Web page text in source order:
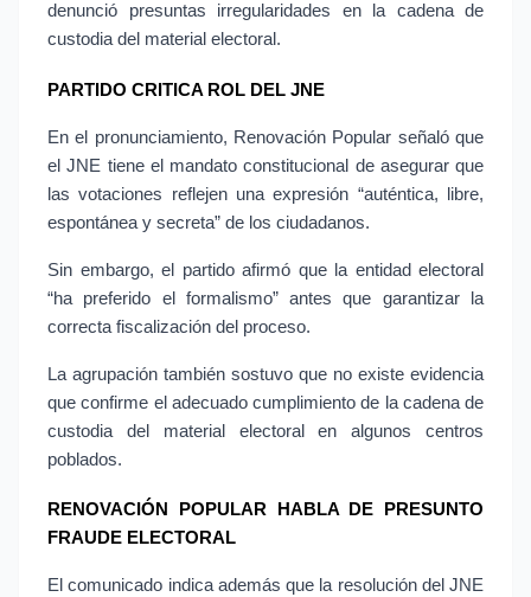
denunció presuntas irregularidades en la cadena de
custodia del material electoral.
PARTIDO CRITICA ROL DEL JNE
En el pronunciamiento, Renovación Popular señaló que
el JNE tiene el mandato constitucional de asegurar que
las votaciones reflejen una expresión “auténtica, libre,
espontánea y secreta” de los ciudadanos.
Sin embargo, el partido afirmó que la entidad electoral
“ha preferido el formalismo” antes que garantizar la
correcta fiscalización del proceso.
La agrupación también sostuvo que no existe evidencia
que confirme el adecuado cumplimiento de la cadena de
custodia del material electoral en algunos centros
poblados.
RENOVACIÓN POPULAR HABLA DE PRESUNTO
FRAUDE ELECTORAL
El comunicado indica además que la resolución del JNE